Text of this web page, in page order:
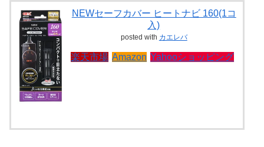
NEWセーフカバー ヒートナビ 160(1コ
入)
posted with カエレバ
楽天市場 Amazon Yahooショッピング